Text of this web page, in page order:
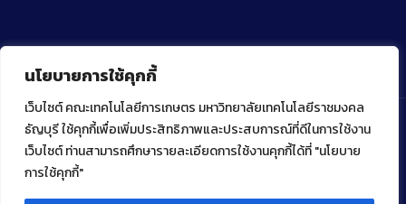
นโยบายการใช้คุกกี้
เว็บไซต์ คณะเทคโนโลยีการเกษตร มหาวิทยาลัยเทคโนโลยีราชมงคล
ธัญบุรี ใช้คุกกี้เพื่อเพิ่มประสิทธิภาพและประสบการณ์ที่ดีในการใช้งาน
เว็บไซต์ ท่านสามารถศึกษารายละเอียดการใช้งานคุกกี้ได้ที่ "นโยบาย
การใช้คุกกี้"
Copyright ⓒ 2022 คณะเทคโนโลยีการเกษตร มหาวิทยาลัย